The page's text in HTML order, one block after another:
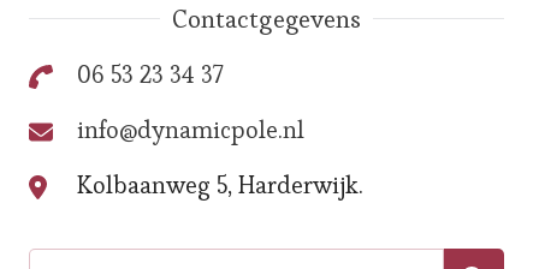
Contactgegevens
06 53 23 34 37
info@dynamicpole.nl
Kolbaanweg 5, Harderwijk.